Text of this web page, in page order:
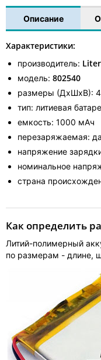
Описание
Характеристики:
производитель:
модель: 802540
размеры (ДхШхВ):
тип: литиевая
емкость: 1000 мАч
перезаряжаемая: да
напряжение
номинальное
страна
Как определить
Литий-полимерный
по размерам - длине,